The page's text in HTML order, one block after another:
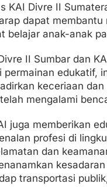
KAI Divre II
dapat membantu
belajar anak-anak
II Sumbar dan
edukatif,
keceriaan
mengalami
juga memberikan
profesi di
dan
transportasi